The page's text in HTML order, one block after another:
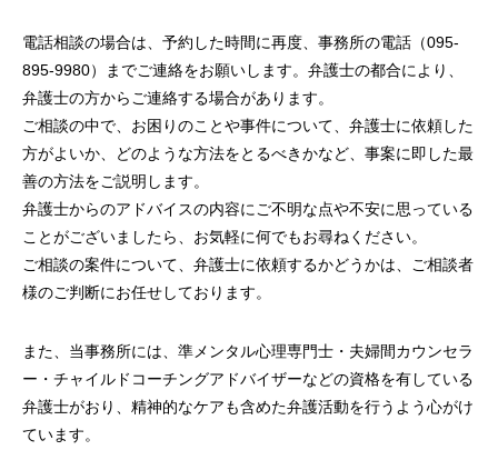
電話相談の場合は、予約した時間に再度、事務所の電話（095-
895-9980）までご連絡をお願いします。弁護士の都合により、
弁護士の方からご連絡する場合があります。
ご相談の中で、お困りのことや事件について、弁護士に依頼した
方がよいか、どのような方法をとるべきかなど、事案に即した最
善の方法をご説明します。
弁護士からのアドバイスの内容にご不明な点や不安に思っている
ことがございましたら、お気軽に何でもお尋ねください。
ご相談の案件について、弁護士に依頼するかどうかは、ご相談者
様のご判断にお任せしております。
また、当事務所には、準メンタル心理専門士・夫婦間カウンセラ
ー・チャイルドコーチングアドバイザーなどの資格を有している
弁護士がおり、精神的なケアも含めた弁護活動を行うよう心がけ
ています。